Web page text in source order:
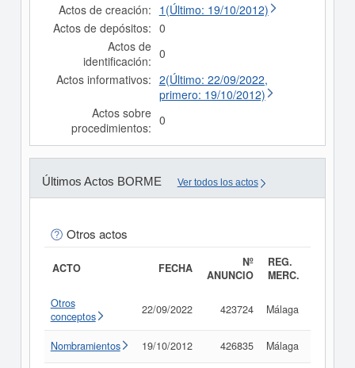
Actos de creación: 1(Último: 19/10/2012)
Actos de depósitos: 0
Actos de
identificación: 0
Actos informativos: 2(Último: 22/09/2022,
primero: 19/10/2012)
Actos sobre
procedimientos: 0
Últimos Actos BORME Ver todos los actos
Otros actos
ACTO FECHA
Nº
ANUNCIO
REG.
MERC.
Otros
conceptos
22/09/2022 423724 Málaga
Nombramientos 19/10/2012 426835 Málaga